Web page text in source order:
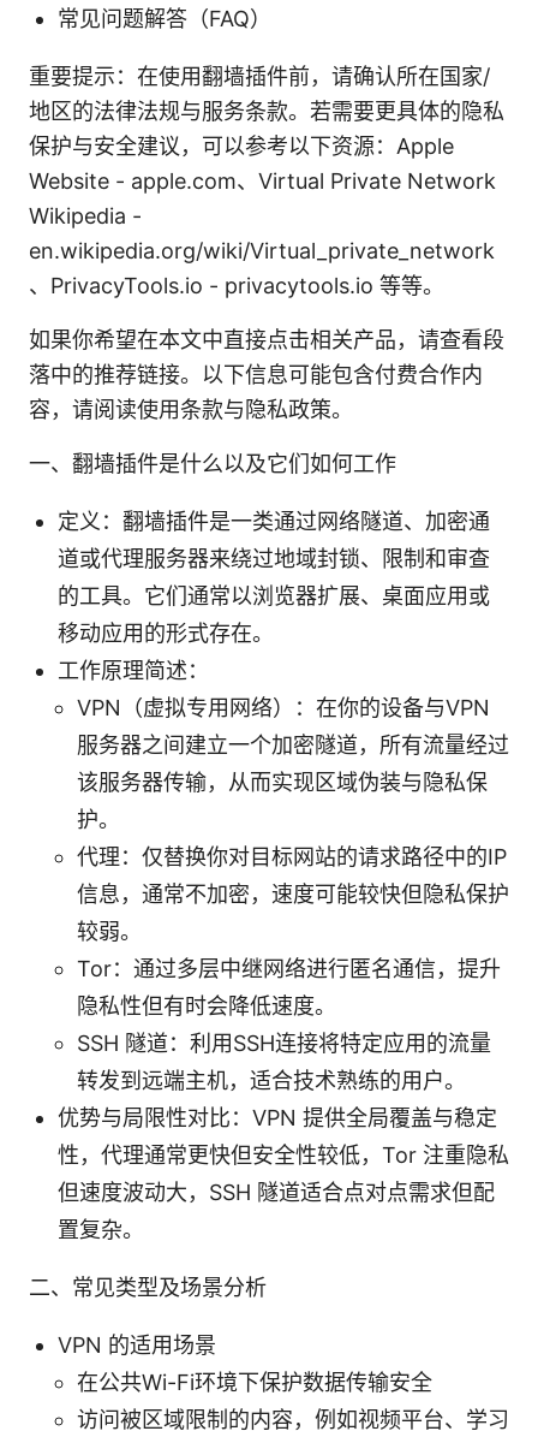
常见问题解答（FAQ）
重要提示：在使用翻墙插件前，请确认所在国家/
地区的法律法规与服务条款。若需要更具体的隐私
保护与安全建议，可以参考以下资源：Apple
Website - apple.com、Virtual Private Network
Wikipedia -
en.wikipedia.org/wiki/Virtual_private_network
、PrivacyTools.io - privacytools.io 等等。
如果你希望在本文中直接点击相关产品，请查看段
落中的推荐链接。以下信息可能包含付费合作内
容，请阅读使用条款与隐私政策。
一、翻墙插件是什么以及它们如何工作
定义：翻墙插件是一类通过网络隧道、加密通
道或代理服务器来绕过地域封锁、限制和审查
的工具。它们通常以浏览器扩展、桌面应用或
移动应用的形式存在。
工作原理简述：
VPN（虚拟专用网络）：在你的设备与VPN
服务器之间建立一个加密隧道，所有流量经过
该服务器传输，从而实现区域伪装与隐私保
护。
代理：仅替换你对目标网站的请求路径中的IP
信息，通常不加密，速度可能较快但隐私保护
较弱。
Tor：通过多层中继网络进行匿名通信，提升
隐私性但有时会降低速度。
SSH 隧道：利用SSH连接将特定应用的流量
转发到远端主机，适合技术熟练的用户。
优势与局限性对比：VPN 提供全局覆盖与稳定
性，代理通常更快但安全性较低，Tor 注重隐私
但速度波动大，SSH 隧道适合点对点需求但配
置复杂。
二、常见类型及场景分析
VPN 的适用场景
在公共Wi-Fi环境下保护数据传输安全
访问被区域限制的内容，例如视频平台、学习